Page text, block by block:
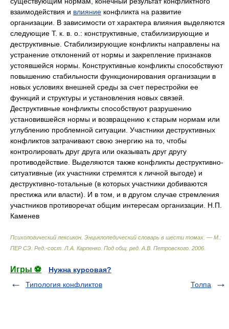
взаимодействия и влияние конфликта на развитие
организации. В зависимости от характера влияния выделяются
следующие Т. к. в. о.: конструктивные, стабилизирующие и
деструктивные. Стабилизирующие конфликты направлены на
устранение отклонений от нормы и закрепление признаков
устоявшейся нормы. Конструктивные конфликты способствуют
повышению стабильности функционирования организации в
новых условиях внешней среды за счет перестройки ее
функций и структуры и установления новых связей.
Деструктивные конфликты способствуют разрушению
установившейся нормы и возвращению к старым нормам или
углублению проблемной ситуации. Участники деструктивных
конфликтов затрачивают свою энергию на то, чтобы
контролировать друг друга или оказывать друг другу
противодействие. Выделяются также конфликты деструктивно-
ситуативные (их участники стремятся к личной выгоде) и
деструктивно-тотальные (в которых участники добиваются
престижа или власти). И в том, и в другом случае стремления
участников противоречат общим интересам организации. Н.П.
Каменев
Психологический лексикон. Энциклопедический словарь в шести томах. — М.:
ПЕР СЭ Ред.-сост. Л.А. Карпенко. Под общ. ред. А.В. Петровского 2006
Игры ⚽
Нужна курсовая?
Типология конфликтов
Толпа